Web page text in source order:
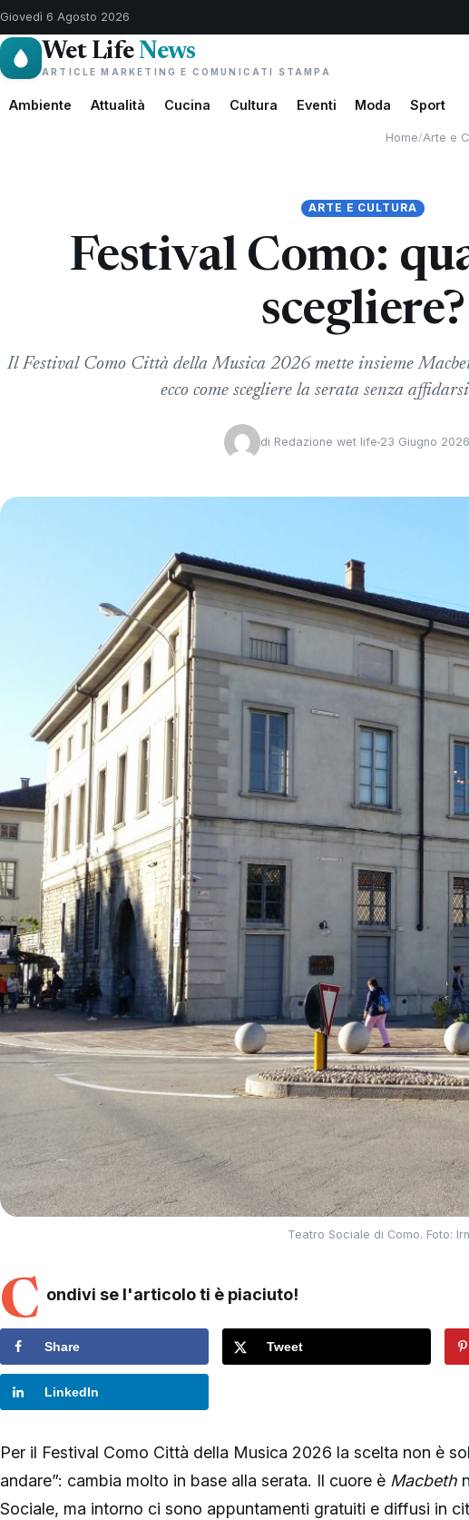
Giovedì 6 Agosto 2026
Wet LifeNews
ARTICLE MARKETING E COMUNICATI STAMPA
Ambiente Attualità Cucina Cultura Eventi Moda Sport
Home/Arte e
ARTE E CULTURA
Festival Como:
scegliere?
Il Festival Como Città della Musica 2026 mette insieme
ecco come scegliere la serata senza
di Redazione wet life 23 Giugno 2026
Teatro Sociale di Como. Foto:
C ondivi se l'articolo ti è piaciuto!
Share Tweet
LinkedIn
Per il Festival Como Città della Musica 2026 la scelta non è
andare”: cambia molto in base alla serata. Il cuore è Macbeth
Sociale, ma intorno ci sono appuntamenti gratuiti e diffusi in